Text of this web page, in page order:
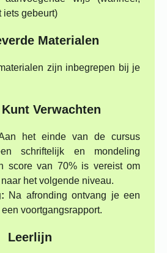
iets gebeurt)
Materialen
zijn inbegrepen bij je
Verwachten
het einde van de cursus
schriftelijk en mondeling
score van 70% is vereist om
het volgende niveau.
Na afronding ontvang je een
voortgangsrapport.
Leerlijn